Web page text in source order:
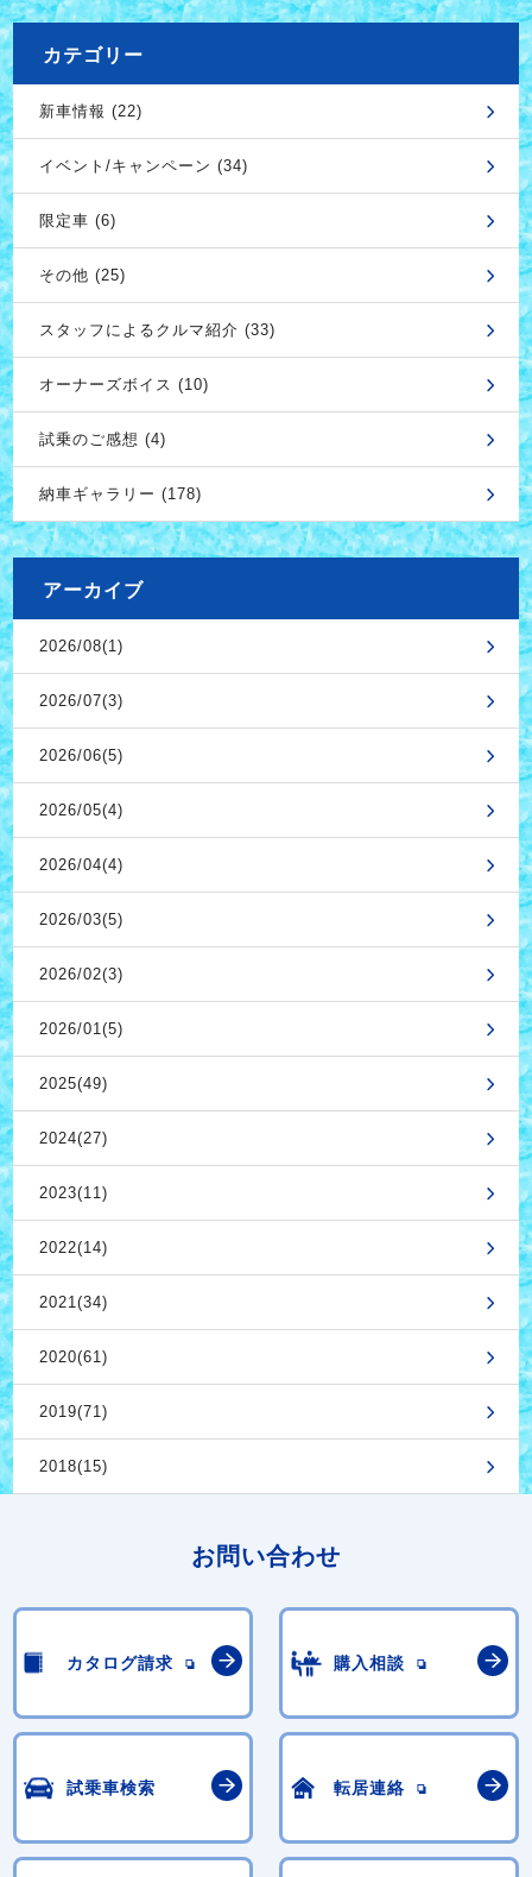
カテゴリー
新車情報 (22)
イベント/キャンペーン (34)
限定車 (6)
その他 (25)
スタッフによるクルマ紹介 (33)
オーナーズボイス (10)
試乗のご感想 (4)
納車ギャラリー (178)
アーカイブ
2026/08(1)
2026/07(3)
2026/06(5)
2026/05(4)
2026/04(4)
2026/03(5)
2026/02(3)
2026/01(5)
2025(49)
2024(27)
2023(11)
2022(14)
2021(34)
2020(61)
2019(71)
2018(15)
お問い合わせ
カタログ請求 購入相談
試乗車検索 転居連絡